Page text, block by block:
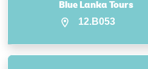
Blue Lanka Tours
12.B053